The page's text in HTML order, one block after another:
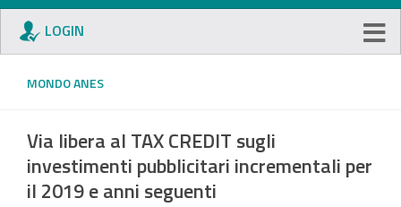
LOGIN
MONDO ANES
Via libera al TAX CREDIT sugli
investimenti pubblicitari incrementali per
il 2019 e anni seguenti